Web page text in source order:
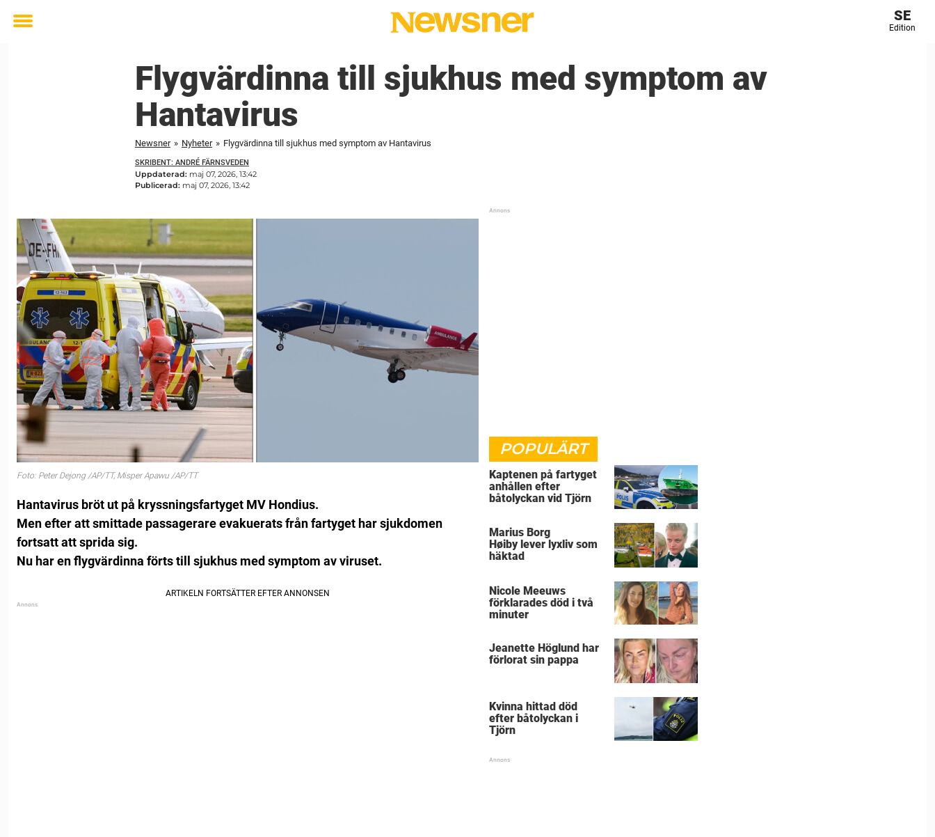
Toggle
SE
Edition
Flygvärdinna till sjukhus med symptom av
Hantavirus
Newsner » Nyheter » Flygvärdinna till sjukhus med symptom av Hantavirus
SKRIBENT: ANDRÉ FÄRNSVEDEN
Uppdaterad: maj 07, 2026, 13:42
Publicerad: maj 07, 2026, 13:42
Foto: Peter Dejong /AP/TT, Misper Apawu /AP/TT
Hantavirus bröt ut på kryssningsfartyget MV Hondius.
Men efter att smittade passagerare evakuerats från fartyget har sjukdomen
fortsatt att sprida sig.
Nu har en flygvärdinna förts till sjukhus med symptom av viruset.
POPULÄRT
Kaptenen på fartyget
anhållen efter
båtolyckan vid Tjörn
Marius Borg
Høiby lever lyxliv som
häktad
Nicole Meeuws
förklarades död i två
minuter
Jeanette Höglund har
förlorat sin pappa
Kvinna hittad död
efter båtolyckan i
Tjörn